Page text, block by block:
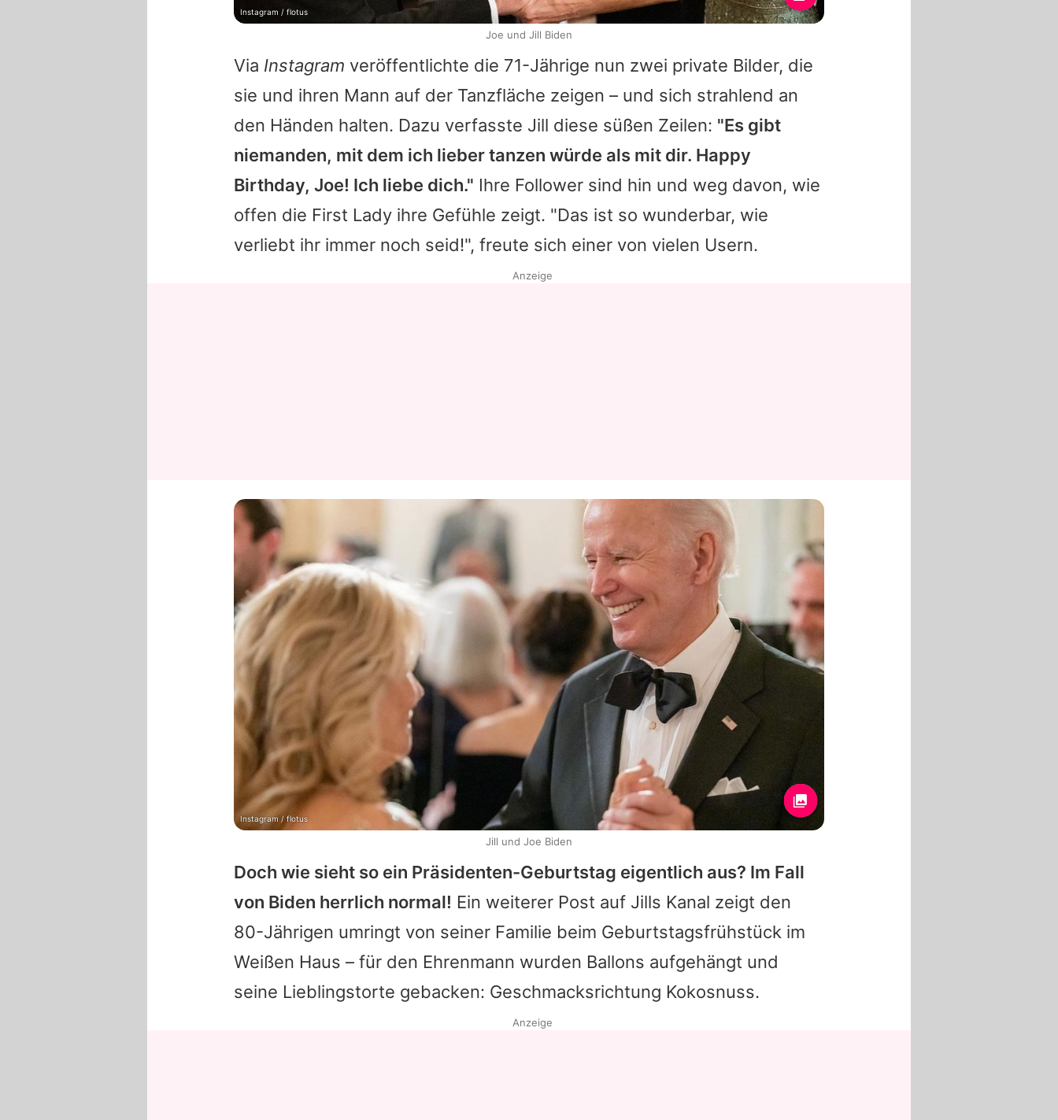
Via Instagram veröffentlichte die 71-Jährige nun zwei private Bilder, die
sie und ihren Mann auf der Tanzfläche zeigen – und sich strahlend an
den Händen halten. Dazu verfasste Jill diese süßen Zeilen: "Es gibt
niemanden, mit dem ich lieber tanzen würde als mit dir. Happy
Birthday, Joe! Ich liebe dich." Ihre Follower sind hin und weg davon, wie
offen die First Lady ihre Gefühle zeigt. "Das ist so wunderbar, wie
verliebt ihr immer noch seid!", freute sich einer von vielen Usern.
Doch wie sieht so ein Präsidenten-Geburtstag eigentlich aus? Im Fall
von Biden herrlich normal! Ein weiterer Post auf Jills Kanal zeigt den
80-Jährigen umringt von seiner Familie beim Geburtstagsfrühstück im
Weißen Haus – für den Ehrenmann wurden Ballons aufgehängt und
seine Lieblingstorte gebacken: Geschmacksrichtung Kokosnuss.
Instagram / flotus
Joe und Jill Biden
Anzeige
Instagram / flotus
Jill und Joe Biden
Anzeige